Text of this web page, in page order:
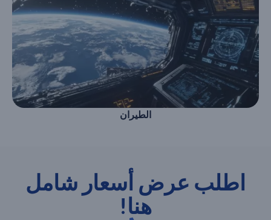
الطيران
اطلب عرض أسعار شامل
هنا!